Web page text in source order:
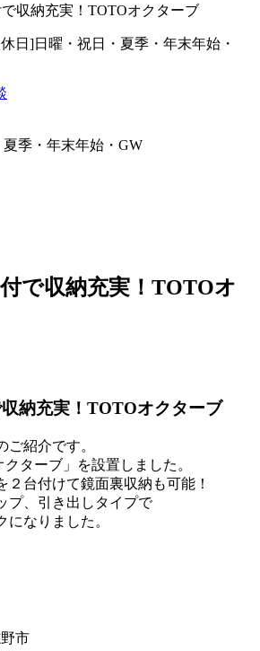
収納充実！TOTOオクターブ
日]日曜・祝日・夏季・年末年始・
季・年末年始・GW
で収納充実！TOTOオ
納充実！TOTOオクターブ
紹介です。
ターブ」を設置しました。
２台付けて鏡面裏収納も可能！
プ、引き出しタイプで
なりました。
市